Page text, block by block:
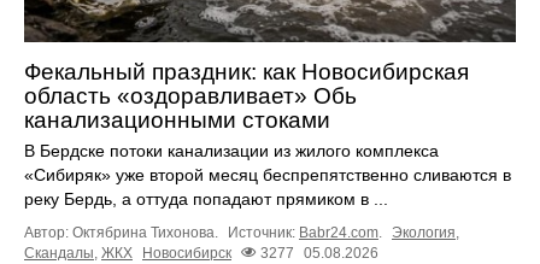
Фекальный праздник: как Новосибирская
область «оздоравливает» Обь
канализационными стоками
В Бердске потоки канализации из жилого комплекса
«Сибиряк» уже второй месяц беспрепятственно сливаются в
реку Бердь, а оттуда попадают прямиком в ...
Автор: Октябрина Тихонова. Источник: Babr24.com. Экология,
Скандалы, ЖКХ Новосибирск 3277 05.08.2026